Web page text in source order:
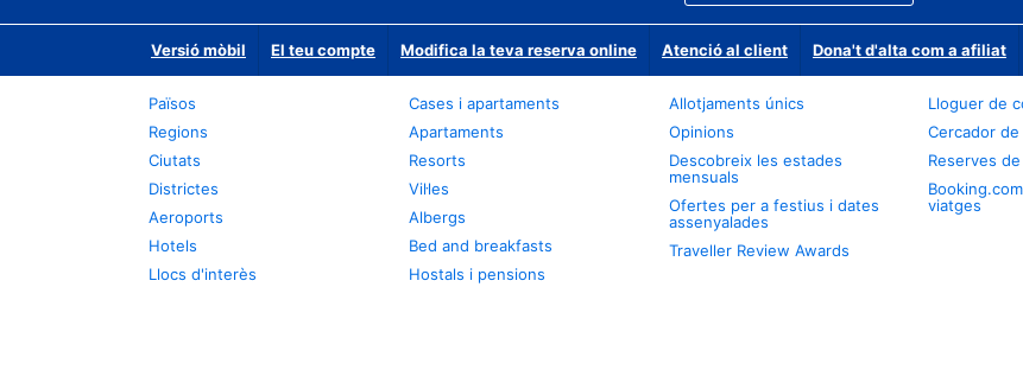
Versió mòbil El teu compte Modifica la teva reserva online Atenció al client Dona't d'alta com a afiliat
Països
Regions
Ciutats
Districtes
Aeroports
Hotels
Llocs d'interès
Cases i apartaments
Apartaments
Resorts
Vil·les
Albergs
Bed and breakfasts
Hostals i pensions
Allotjaments únics
Opinions
Descobreix les estades
mensuals
Ofertes per a festius i dates
assenyalades
Traveller Review Awards
Lloguer de
Cercador de
Reserves
viatges